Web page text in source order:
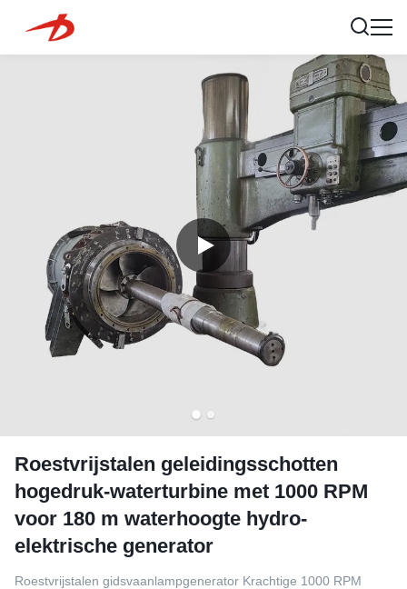
Roestvrijstalen geleidingsschotten
hogedruk-waterturbine met 1000 RPM
voor 180 m waterhoogte hydro-
elektrische generator
Roestvrijstalen gidsvaanlampgenerator Krachtige 1000 RPM